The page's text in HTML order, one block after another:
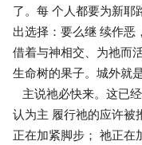
了。每 个人都要为新耶
出选择：要么继 续作恶
借着与神相交、为祂而
生命树的果子。城外就
主说祂必快来。这已
认为主 履行祂的应许被
正在加紧脚步； 祂正在